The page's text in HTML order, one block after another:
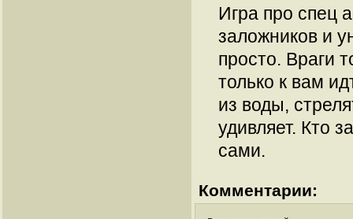
Игра про спец
заложников и
просто. Враги
только к вам
из воды,
удивляет. Кто
сами.
Комментарии: